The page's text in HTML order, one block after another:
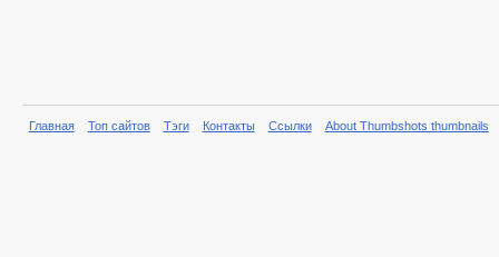
Главная Топ сайтов Тэги Контакты Ссылки About Thumbshots thumbnails